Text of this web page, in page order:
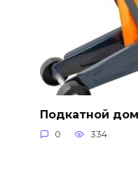
Подкатной
0 334